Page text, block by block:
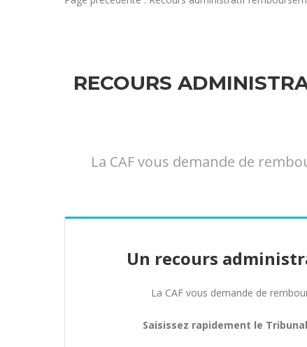
RECOURS
La CAF vous demande de
Un recours
La CAF vous demande de
Saisissez rapidement le